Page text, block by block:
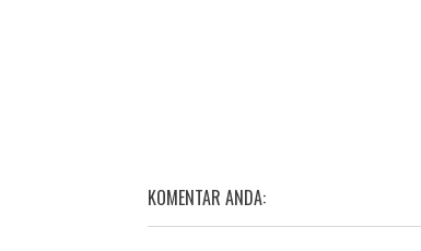
KOMENTAR ANDA: